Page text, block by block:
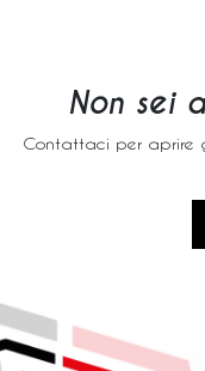
Non sei
Contattaci per aprire